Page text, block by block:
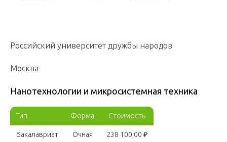
Российский университет дружбы народов
Москва
Нанотехнологии и микросистемная техника
Тип Форма Стоимость
Бакалавриат Очная 238 100,00 ₽